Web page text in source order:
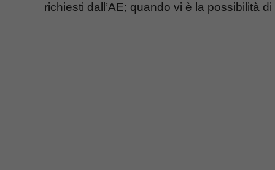
richiesti dall’AE; quando vi è la possibilità